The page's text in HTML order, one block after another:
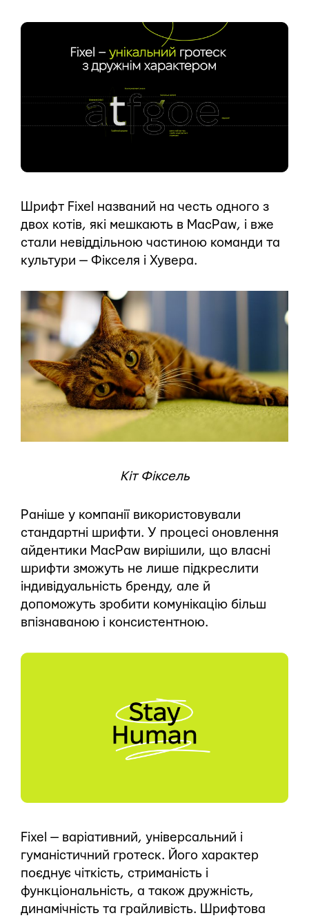
Шрифт Fixel названий на честь одного з
двох котів, які мешкають в MacPaw, і вже
стали невіддільною частиною команди та
культури — Фікселя і Хувера.
Кіт Фіксель
Раніше у компанії використовували
стандартні шрифти. У процесі оновлення
айдентики MacPaw вирішили, що власні
шрифти зможуть не лише підкреслити
індивідуальність бренду, але й
допоможуть зробити комунікацію більш
впізнаваною і консистентною.
Fixel — варіативний, універсальний і
гуманістичний гротеск. Його характер
поєднує чіткість, стриманість і
функціональність, а також дружність,
динамічність та грайливість. Шрифтова